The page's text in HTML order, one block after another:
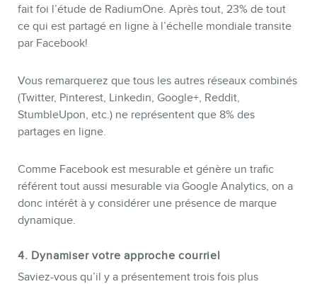
fait foi l’étude de RadiumOne. Après tout, 23% de tout
ce qui est partagé en ligne à l’échelle mondiale transite
par Facebook!
Vous remarquerez que tous les autres réseaux combinés
(Twitter, Pinterest, Linkedin, Google+, Reddit,
StumbleUpon, etc.) ne représentent que 8% des
partages en ligne.
Comme Facebook est mesurable et génère un trafic
référent tout aussi mesurable via Google Analytics, on a
donc intérêt à y considérer une présence de marque
dynamique.
4. Dynamiser votre approche courriel
Saviez-vous qu’il y a présentement trois fois plus